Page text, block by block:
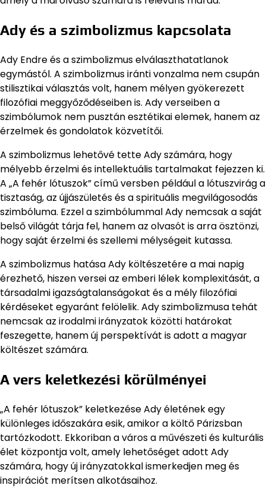
Ady és a szimbolizmus kapcsolata
Ady Endre és a szimbolizmus elválaszthatatlanok
egymástól. A szimbolizmus iránti vonzalma nem csupán
stilisztikai választás volt, hanem mélyen gyökerezett
filozófiai meggyőződéseiben is. Ady verseiben a
szimbólumok nem pusztán esztétikai elemek, hanem az
érzelmek és gondolatok közvetítői.
A szimbolizmus lehetővé tette Ady számára, hogy
mélyebb érzelmi és intellektuális tartalmakat fejezzen ki.
A „A fehér lótuszok” című versben például a lótuszvirág a
tisztaság, az újjászületés és a spirituális megvilágosodás
szimbóluma. Ezzel a szimbólummal Ady nemcsak a saját
belső világát tárja fel, hanem az olvasót is arra ösztönzi,
hogy saját érzelmi és szellemi mélységeit kutassa.
A szimbolizmus hatása Ady költészetére a mai napig
érezhető, hiszen versei az emberi lélek komplexitását, a
társadalmi igazságtalanságokat és a mély filozófiai
kérdéseket egyaránt felölelik. Ady szimbolizmusa tehát
nemcsak az irodalmi irányzatok közötti határokat
feszegette, hanem új perspektívát is adott a magyar
költészet számára.
A vers keletkezési körülményei
„A fehér lótuszok” keletkezése Ady életének egy
különleges időszakára esik, amikor a költő Párizsban
tartózkodott. Ekkoriban a város a művészeti és kulturális
élet központja volt, amely lehetőséget adott Ady
számára, hogy új irányzatokkal ismerkedjen meg és
inspirációt merítsen alkotásaihoz.